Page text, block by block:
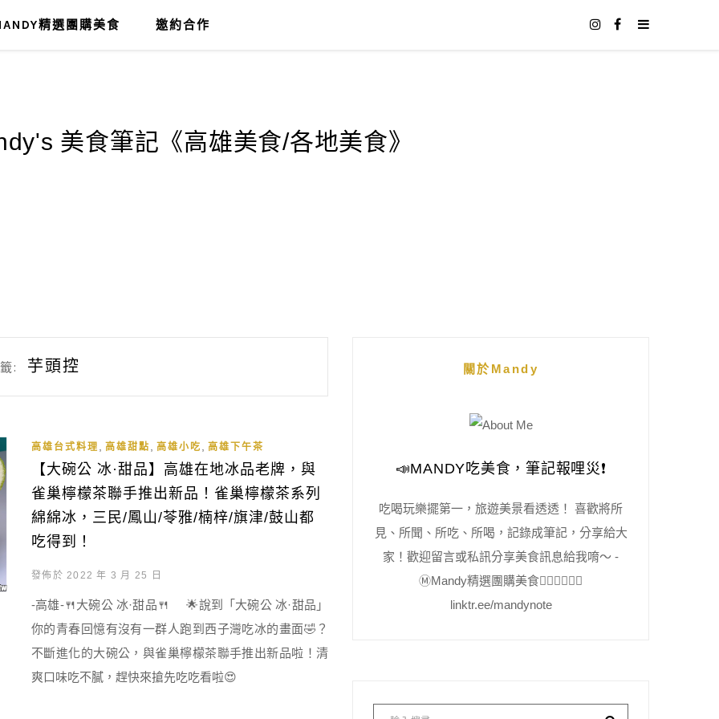
精選團購美食 邀約合作
: 芋頭控
高雄台式料理 高雄甜點 高雄小吃 高雄下午茶
【大碗公 冰·甜品】高雄在地冰品老牌，與
雀巢檸檬茶聯手推出新品！雀巢檸檬茶系列
綿綿冰，三民/鳳山/苓雅/楠梓/旗津/鼓山都
吃得到！
發佈於 2022 年 3 月 25 日
-高雄-🍴大碗公 冰·甜品🍴 🌟說到「大碗公 冰·甜品」
你的青春回憶有沒有一群人跑到西子灣吃冰的畫面🤣？
不斷進化的大碗公，與雀巢檸檬茶聯手推出新品啦！清
爽口味吃不膩，趕快來搶先吃吃看啦😍
關於Mandy
📣MANDY吃美食，筆記報哩災❗️
吃喝玩樂擺第一，旅遊美景看透透！ 喜歡將所
見、所聞、所吃、所喝，記錄成筆記，分享給大
家！歡迎留言或私訊分享美食訊息給我唷～ -
Ⓜ️Mandy精選團購美食👇🏻👇🏻👇🏻
linktr.ee/mandynote